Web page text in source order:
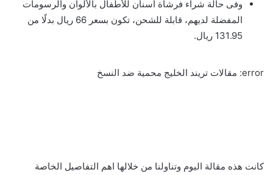
وفى حالة شراء فرشاة أسنان للأطفال بالألوان والرسومات
المفضلة لديهم، قابلة للشحن، تكون بسعر 66 ريال بدلًا من
131.95 ريال.
error: مقالات تريند الخليج محمية ضد النسخ
كانت هذه مقالة اليوم وتناولنا من خلالها اهم التفاصيل الخاصة